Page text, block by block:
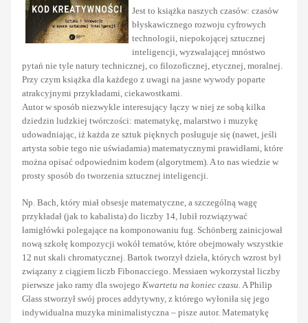
Jest to książka naszych czasów: czasów
błyskawicznego rozwoju cyfrowych
technologii, niepokojącej sztucznej
inteligencji, wyzwalającej mnóstwo
pytań nie tyle natury technicznej, co filozoficznej, etycznej, moralnej.
Przy czym książka dla każdego z uwagi na jasne wywody poparte
atrakcyjnymi przykładami, ciekawostkami.
Autor w sposób niezwykle interesujący łączy w niej ze sobą kilka
dziedzin ludzkiej twórczości: matematykę, malarstwo i muzykę
udowadniając, iż każda ze sztuk pięknych posługuje się (nawet, jeśli
artysta sobie tego nie uświadamia) matematycznymi prawidłami, które
można opisać odpowiednim kodem (algorytmem). A to nas wiedzie w
prosty sposób do tworzenia sztucznej inteligencji.
Np. Bach, który miał obsesje matematyczne, a szczególną wagę
przykładał (jak to kabalista) do liczby 14, lubił rozwiązywać
łamigłówki polegające na komponowaniu fug. Schönberg zainicjował
nową szkołę kompozycji wokół tematów, które obejmowały wszystkie
12 nut skali chromatycznej. Bartok tworzył dzieła, których wzrost był
związany z ciągiem liczb Fibonacciego. Messiaen wykorzystał liczby
pierwsze jako ramy dla swojego Kwartetu na koniec czasu. A Philip
Glass stworzył swój proces addytywny, z którego wyłoniła się jego
indywidualna muzyka minimalistyczna – pisze autor. Matematykę